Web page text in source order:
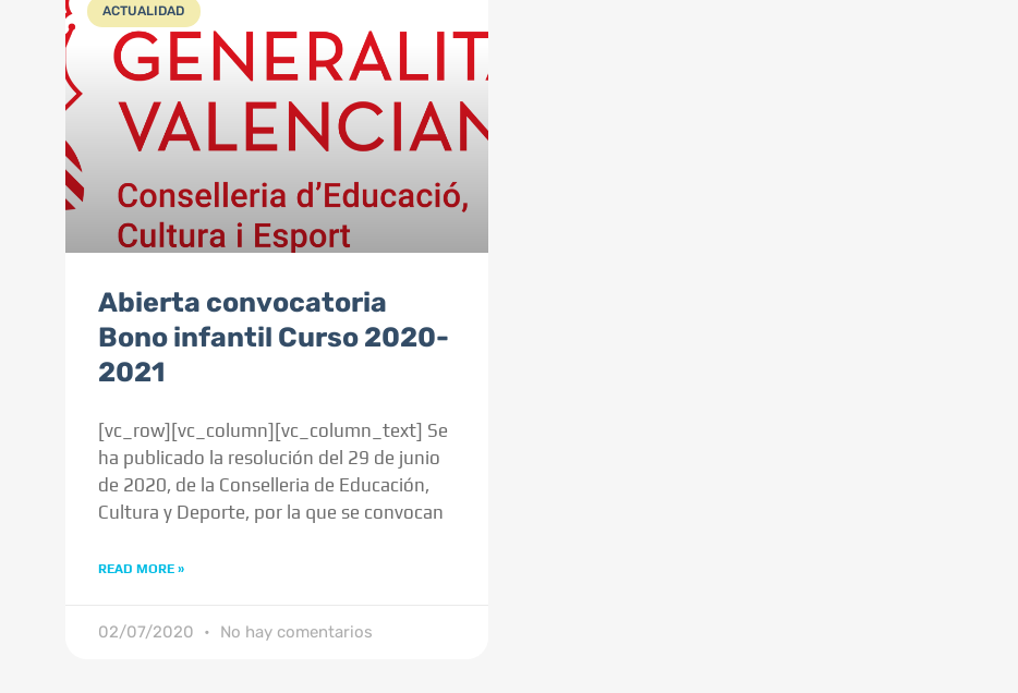
ACTUALIDAD
Abierta convocatoria
Bono infantil Curso 2020-
2021
[vc_row][vc_column][vc_column_text] Se
ha publicado la resolución del 29 de junio
de 2020, de la Conselleria de Educación,
Cultura y Deporte, por la que se convocan
READ MORE »
02/07/2020 No hay comentarios